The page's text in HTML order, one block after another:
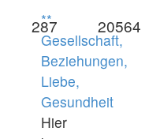
**
Gesellschaft,
Beziehungen,
Liebe,
Gesundheit
Hier
287 20564